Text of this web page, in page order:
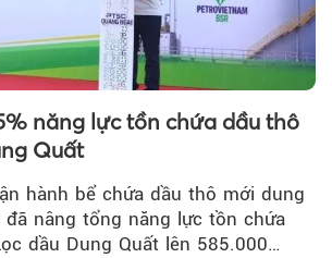
năng lực tồn chứa dầu thô
Quất
hành bể chứa dầu thô mới dung
đã nâng tổng năng lực tồn chứa
dầu Dung Quất lên 585.000